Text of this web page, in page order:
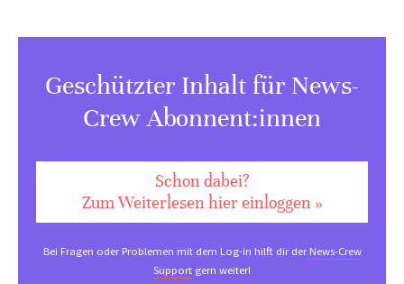
Geschützter Inhalt für News-
Crew Abonnent:innen
Schon dabei?
Zum Weiterlesen hier einloggen »
Bei Fragen oder Problemen mit dem Log-in hilft dir derNews-Crew
Support gern weiter!